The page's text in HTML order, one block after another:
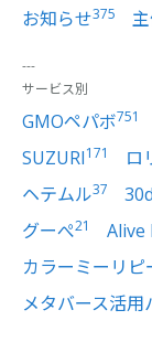
お知らせ375
サービス別
GMOペパボ751
SUZURI171 ロ
ヘテムル37
グーぺ21 Alive
カラーミーリピ
メタバース活用